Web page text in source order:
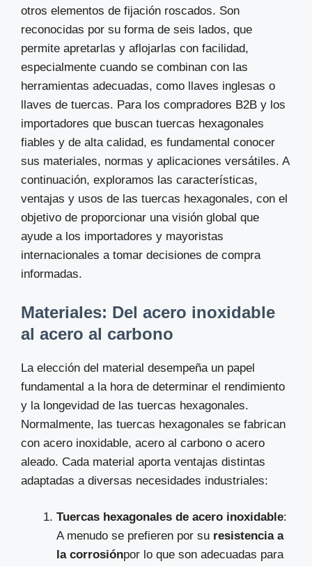
otros elementos de fijación roscados. Son
reconocidas por su forma de seis lados, que
permite apretarlas y aflojarlas con facilidad,
especialmente cuando se combinan con las
herramientas adecuadas, como llaves inglesas o
llaves de tuercas. Para los compradores B2B y los
importadores que buscan tuercas hexagonales
fiables y de alta calidad, es fundamental conocer
sus materiales, normas y aplicaciones versátiles. A
continuación, exploramos las características,
ventajas y usos de las tuercas hexagonales, con el
objetivo de proporcionar una visión global que
ayude a los importadores y mayoristas
internacionales a tomar decisiones de compra
informadas.
Materiales: Del acero inoxidable
al acero al carbono
La elección del material desempeña un papel
fundamental a la hora de determinar el rendimiento
y la longevidad de las tuercas hexagonales.
Normalmente, las tuercas hexagonales se fabrican
con acero inoxidable, acero al carbono o acero
aleado. Cada material aporta ventajas distintas
adaptadas a diversas necesidades industriales:
Tuercas hexagonales de acero inoxidable:
A menudo se prefieren por su resistencia a
la corrosiónpor lo que son adecuadas para